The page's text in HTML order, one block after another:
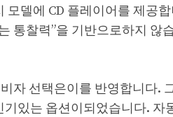
델에 CD 플레이어를 제공
통찰력”을 기반으로하지 않
자 선택은이를 반영합니다.
있는 옵션이되었습니다. 자